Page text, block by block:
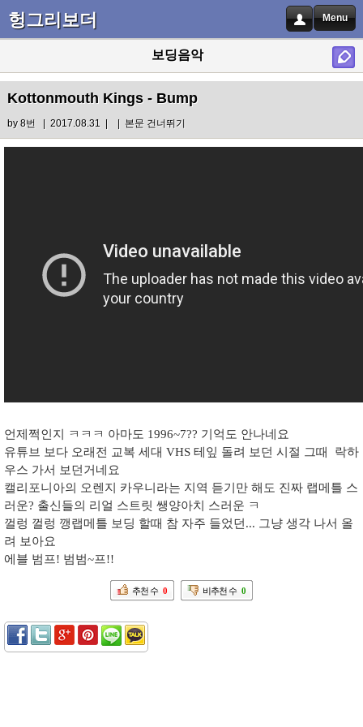
헝그리보더 Menu
보딩음악
Kottonmouth Kings - Bump
by8번 | 2017.08.31 | | 본문 건너뛰기
언제쩍인지 ㅋㅋㅋ 아마도 1996~7?? 기억도 안나네요
유튜브 보다 오래전 교복 세대 VHS 테잎 돌려 보던 시절 그때 락하
우스 가서 보던거네요
캘리포니아의 오렌지 카우니라는 지역 듣기만 해도 진짜 랩메틀 스
러운? 출신들의 리얼 스트릿 쌩양아치 스러운 ㅋ
껄렁 껄렁 깽랩메틀 보딩 할때 참 자주 들었던... 그냥 생각 나서 올
려 보아요
에블 범프! 범범~프!!
추천 수 0 비추천 수 0